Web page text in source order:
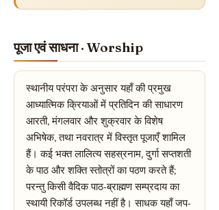
पूजा एवं साधना · Worship
स्थानीय परंपरा के अनुसार यहाँ की प्रमुख
आध्यात्मिक क्रियाओं में प्रतिदिन की साधारण
आरती, मंगलवार और शुक्रवार के विशेष
अभिषेक, तथा नवरात्र में विस्तृत पूजाएँ शामिल
हैं। कई भक्त लालित्य सहस्रनाम, दुर्गा सप्तशती
के पाठ और शक्ति स्तोत्रों का पठण करते हैं;
परन्तु किसी वैदिक पाठ-ब्राह्मण सम्प्रदाय का
स्थायी रिकॉर्ड उपलब्ध नहीं है। साधक यहाँ जप-